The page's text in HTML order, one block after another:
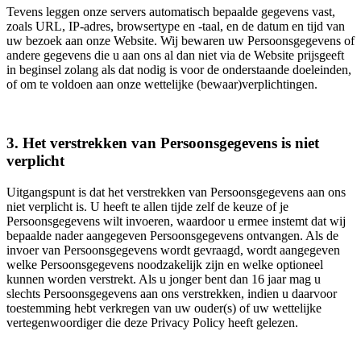
Tevens leggen onze servers automatisch bepaalde gegevens vast,
zoals URL, IP-adres, browsertype en -taal, en de datum en tijd van
uw bezoek aan onze Website. Wij bewaren uw Persoonsgegevens of
andere gegevens die u aan ons al dan niet via de Website prijsgeeft
in beginsel zolang als dat nodig is voor de onderstaande doeleinden,
of om te voldoen aan onze wettelijke (bewaar)verplichtingen.
3. Het verstrekken van Persoonsgegevens is niet
verplicht
Uitgangspunt is dat het verstrekken van Persoonsgegevens aan ons
niet verplicht is. U heeft te allen tijde zelf de keuze of je
Persoonsgegevens wilt invoeren, waardoor u ermee instemt dat wij
bepaalde nader aangegeven Persoonsgegevens ontvangen. Als de
invoer van Persoonsgegevens wordt gevraagd, wordt aangegeven
welke Persoonsgegevens noodzakelijk zijn en welke optioneel
kunnen worden verstrekt. Als u jonger bent dan 16 jaar mag u
slechts Persoonsgegevens aan ons verstrekken, indien u daarvoor
toestemming hebt verkregen van uw ouder(s) of uw wettelijke
vertegenwoordiger die deze Privacy Policy heeft gelezen.